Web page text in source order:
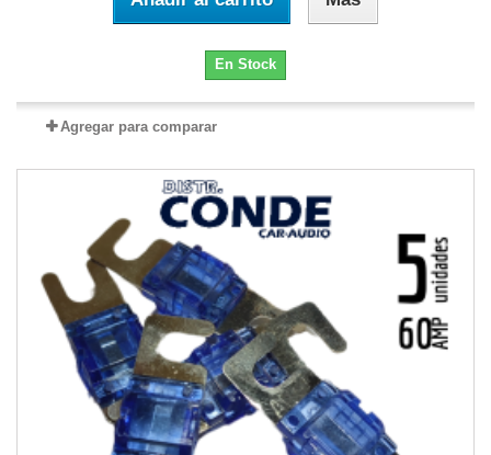
En Stock
Agregar para comparar